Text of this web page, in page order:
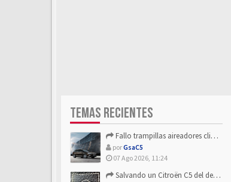
TEMAS RECIENTES
Fallo trampillas aireadores climatizador
porGsaC5
07 Ago 2026, 11:24
Salvando un Citroën C5 del desguace: Presentación y seguimiento